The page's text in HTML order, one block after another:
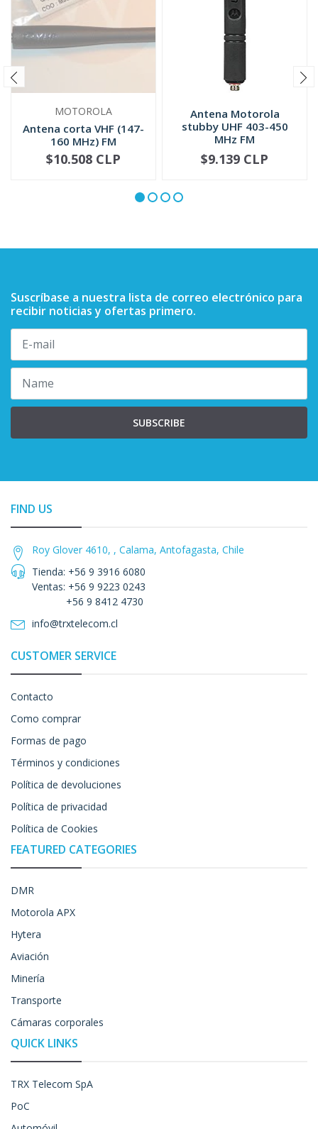
MOTOROLA
Antena corta VHF (147-
160 MHz) FM
PMAD4094
NOT AVAILABLE
$10.508 CLP
Antena Motorola
stubby UHF 403-450
MHz FM
+
$9.139 CLP
Suscríbase a nuestra lista de correo electrónico para
recibir noticias y ofertas primero.
SUBSCRIBE
FIND US
Roy Glover 4610, , Calama, Antofagasta, Chile
Tienda: +56 9 3916 6080
Ventas: +56 9 9223 0243
+56 9 8412 4730
info@trxtelecom.cl
CUSTOMER SERVICE
Contacto
Como comprar
Formas de pago
Términos y condiciones
Política de devoluciones
Política de privacidad
Política de Cookies
FEATURED CATEGORIES
DMR
Motorola APX
Hytera
Aviación
Minería
Transporte
Cámaras corporales
QUICK LINKS
TRX Telecom SpA
PoC